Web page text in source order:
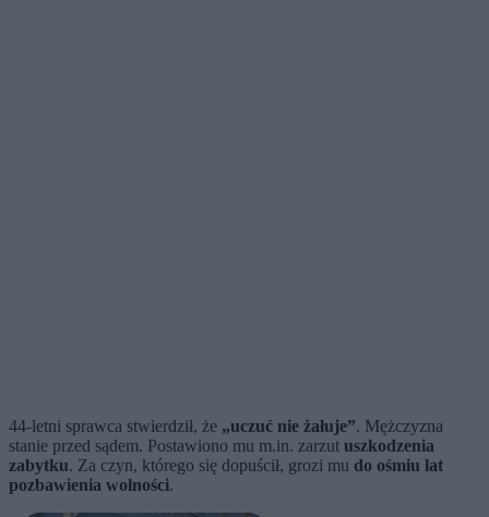
44-letni sprawca stwierdził, że „uczuć nie żałuje”. Mężczyzna
stanie przed sądem. Postawiono mu m.in. zarzut uszkodzenia
zabytku. Za czyn, którego się dopuścił, grozi mu do ośmiu lat
pozbawienia wolności.